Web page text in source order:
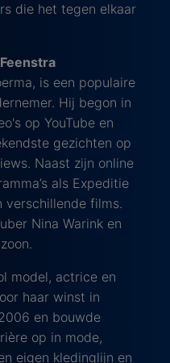
die het tegen elkaar
is een populaire
Hij begon in
op YouTube en
gezichten op
Naast zijn online
als Expeditie
verschillende films.
Nina Warink en
model, actrice en
haar winst in
en bouwde
op in mode,
eigen kledinglijn en